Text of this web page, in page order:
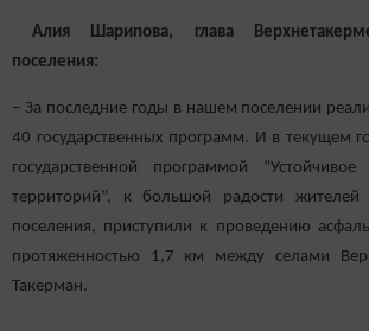
Алия Шарипова, глава
поселения:
– За последние годы в нашем поселении
40 государственных программ. И в текущем
государственной программой “Устойчивое
территорий”, к большой радости
поселения, приступили к проведению
протяженностью 1,7 км между селами
Такерман.